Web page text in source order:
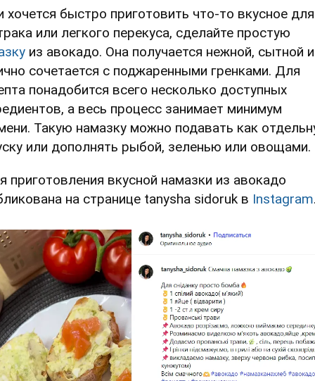
хочется быстро приготовить что-то вкусное для
или легкого перекуса, сделайте простую
из авокадо. Она получается нежной, сытной и
сочетается с поджаренными гренками. Для
понадобится всего несколько доступных
а весь процесс занимает минимум
Такую намазку можно подавать как
или дополнять рыбой, зеленью или овощами.
приготовления вкусной намазки из авокадо
на странице tanysha sidoruk в Instagram.